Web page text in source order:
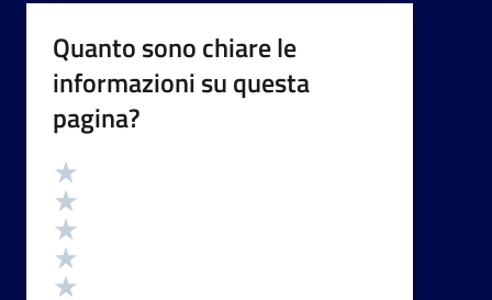
Quanto sono chiare le
informazioni su questa
pagina?
Valutazione